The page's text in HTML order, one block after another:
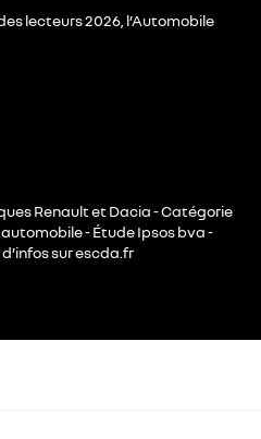
lecteurs 2026, l’Automobile
Renault et Dacia - Catégorie
- Étude Ipsos bva -
d’infos sur escda.fr